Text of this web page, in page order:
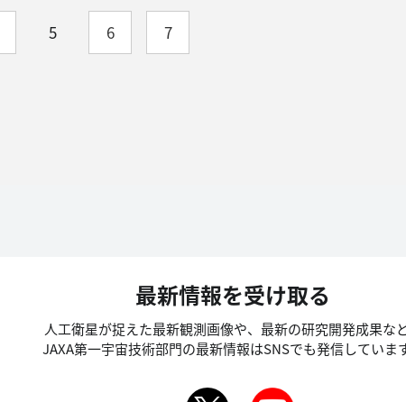
5 6 7
最新情報を受け取る
人工衛星が捉えた最新観測画像や、最新の研究開発成果など
JAXA第一宇宙技術部門の最新情報はSNSでも発信しています